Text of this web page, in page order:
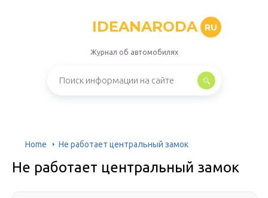
IDEANARODA RU
Журнал об автомобилях
Home Не работает центральный замок
Не работает центральный замок